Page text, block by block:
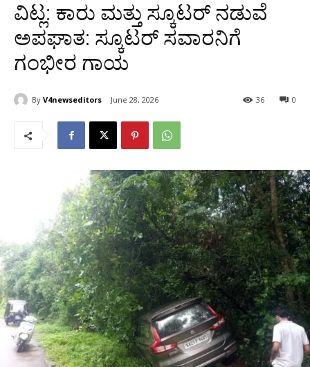
ವಿಟ್ಲ: ಕಾರು ಮತ್ತು ಸ್ಕೂಟರ್ ನಡುವೆ
ಅಪಘಾತ: ಸ್ಕೂಟರ್ ಸವಾರನಿಗೆ
ಗಂಭೀರ ಗಾಯ
By V4newseditors June 28, 2026 0
36